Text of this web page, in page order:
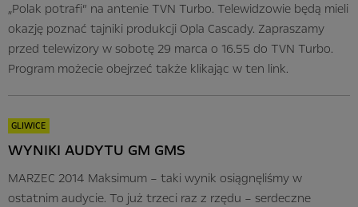
„Polak potrafi” na antenie TVN Turbo. Telewidzowie będą mieli
okazję poznać tajniki produkcji Opla Cascady. Zapraszamy
przed telewizory w sobotę 29 marca o 16.55 do TVN Turbo.
Program możecie obejrzeć także klikając w ten link.
GLIWICE
WYNIKI AUDYTU GM GMS
MARZEC 2014 Maksimum – taki wynik osiągnęliśmy w
ostatnim audycie. To już trzeci raz z rzędu – serdeczne